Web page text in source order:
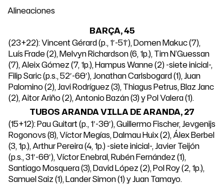
Alineaciones
BARÇA, 45
(23+22): Vincent Gérard (p., 1′-51′), Domen Makuc (7),
Luís Frade (2), Melvyn Richardson (6, 1p.), Tim N’Guessan
(7), Aleix Gómez (7, 1p.), Hampus Wanne (2) -siete inicial-,
Filip Saric (p.s., 52′-60′), Jonathan Carlsbogard (1), Juan
Palomino (2), Javi Rodríguez (3), Thiagus Petrus, Blaz Janc
(2), Aitor Ariño (2), Antonio Bazán (3) y Pol Valera (1).
TUBOS ARANDA VILLA DE ARANDA, 27
(15+12): Pau Guitart (p., 1′-30′), Guillermo Fischer, Jevgenijs
Rogonovs (8), Víctor Megías, Dalmau Huix (2), Álex Berbel
(3, 1p.), Arthur Pereira (4, 1p.) -siete inicial-, Javier Teijón
(p.s., 31′-60′), Víctor Enebral, Rubén Fernández (1),
Santiago Mosquera (3), David López (2), Pol Roy (2, 1p.),
Samuel Saiz (1), Lander Simon (1) y Juan Tamayo.